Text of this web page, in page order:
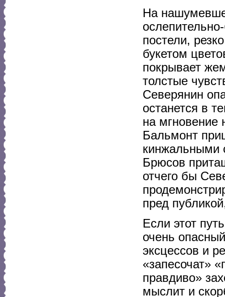
На
постели,
букетом
покрывает
толстые
Северянин
останется в
на мгновение
Бальмонт
кинжальными
Брюсов
отчего бы
пред
Если этот
очень
эксцессов и
«запесочат»
правдиво»
мыслит и